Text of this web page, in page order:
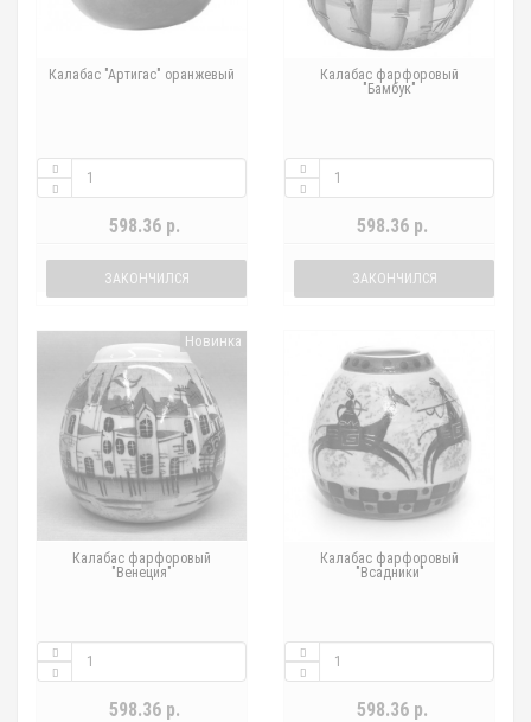
Калабас "Артигас" оранжевый
598.36 р.
ЗАКОНЧИЛСЯ
Калабас фарфоровый
"Бамбук"
598.36 р.
ЗАКОНЧИЛСЯ
Новинка
Калабас фарфоровый
"Венеция"
598.36 р.
Калабас фарфоровый
"Всадники"
598.36 р.